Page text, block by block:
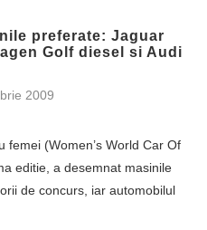
preferate: Jaguar
Golf diesel si Audi
2009
femei (Women’s World Car Of
editie, a desemnat masinile
de concurs, iar automobilul